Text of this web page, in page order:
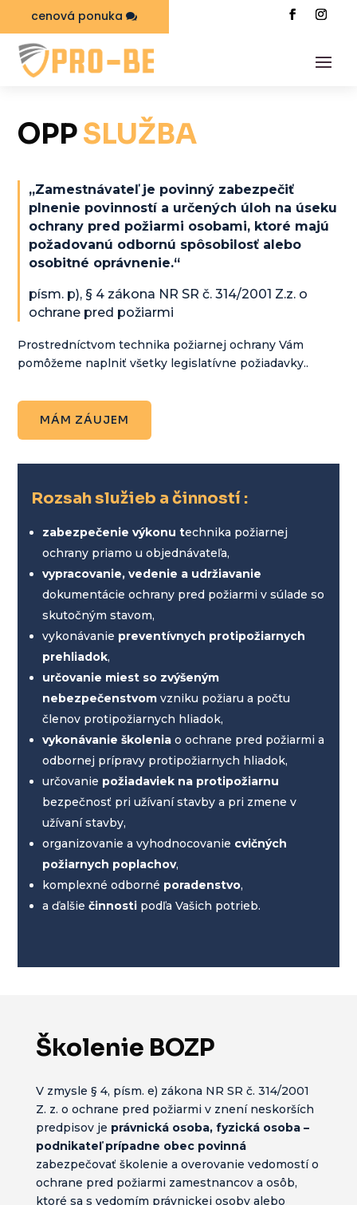
cenová ponuka
OPPSLUŽBA
„Zamestnávateľ je povinný zabezpečiť
plnenie povinností a určených úloh na úseku
ochrany pred požiarmi osobami, ktoré majú
požadovanú odbornú spôsobilosť alebo
osobitné oprávnenie.“
písm. p), § 4 zákona NR SR č. 314/2001 Z.z. o
ochrane pred požiarmi
Prostredníctvom technika požiarnej ochrany Vám
pomôžeme naplniť všetky legislatívne požiadavky..
MÁM ZÁUJEM
Rozsah služieb a činností :
zabezpečenie výkonu technika požiarnej
ochrany priamo u objednávateľa,
vypracovanie, vedenie a udržiavanie
dokumentácie ochrany pred požiarmi v súlade so
skutočným stavom,
vykonávanie preventívnych protipožiarnych
prehliadok,
určovanie miest so zvýšeným
nebezpečenstvom vzniku požiaru a počtu
členov protipožiarnych hliadok,
vykonávanie školenia o ochrane pred požiarmi a
odbornej prípravy protipožiarnych hliadok,
určovanie požiadaviek na protipožiarnu
bezpečnosť pri užívaní stavby a pri zmene v
užívaní stavby,
organizovanie a vyhodnocovanie cvičných
požiarnych poplachov,
komplexné odborné poradenstvo,
a ďalšiečinnosti podľa Vašich potrieb.
Školenie BOZP
V zmysle § 4, písm. e) zákona NR SR č. 314/2001
Z. z. o ochrane pred požiarmi v znení neskorších
predpisov je právnická osoba, fyzická osoba –
podnikateľ prípadne obec povinná
zabezpečovať školenie a overovanie vedomostí o
ochrane pred požiarmi zamestnancov a osôb,
ktoré sa s vedomím právnickej osoby alebo